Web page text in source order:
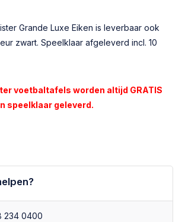
Grande Luxe Eiken is leverbaar ook
zwart. Speelklaar afgeleverd incl. 10
voetbaltafels worden altijd GRATIS
speelklaar geleverd.
234 0400